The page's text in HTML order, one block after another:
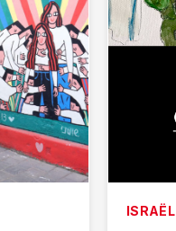
ISRAËL